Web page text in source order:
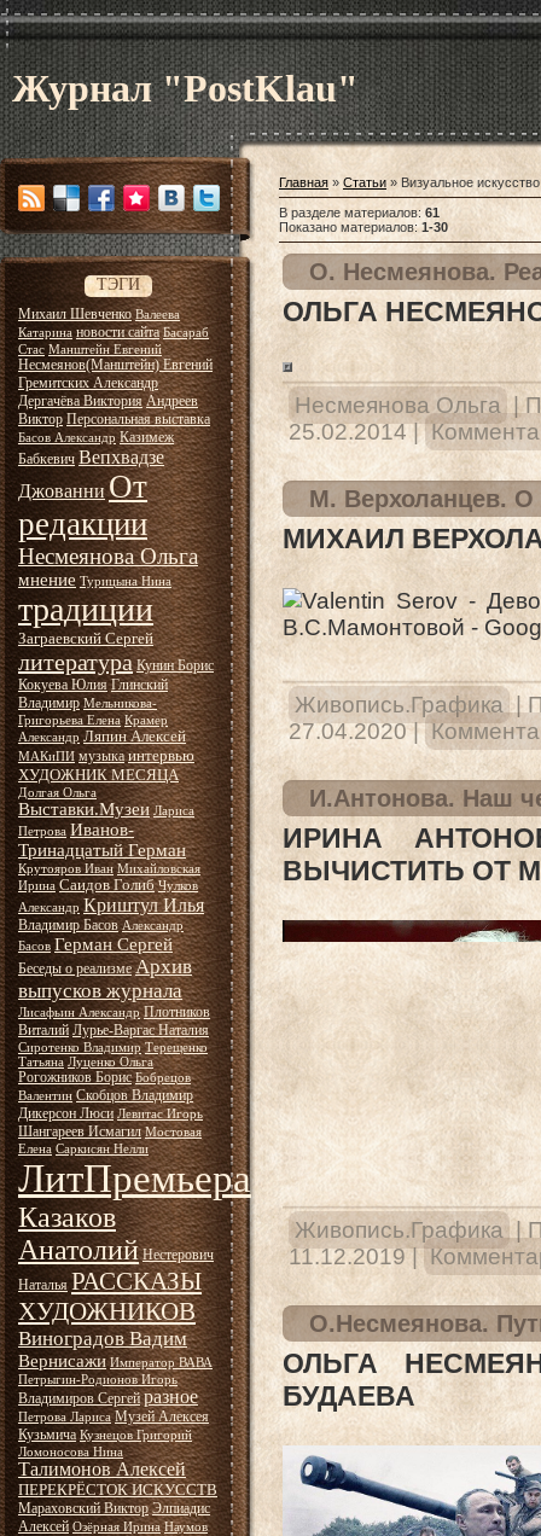
Журнал "PostKlau"
ТЭГИ
Михаил Шевченко Валеева
Катарина новости сайта Басараб
Стас Манштейн Евгений
Несмеянов(Манштейн) Евгений
Гремитских Александр
Дергачёва Виктория Андреев
Виктор Персональная выставка
Басов Александр Казимеж
Бабкевич Вепхвадзе
Джованни От
редакции
Несмеянова Ольга
мнение Турицына Нина
традиции
Заграевский Сергей
литература Кунин Борис
Кокуева Юлия Глинский
Владимир Мельникова-
Григорьева Елена Крамер
Александр Ляпин Алексей
МАКиПИ музыка интервью
ХУДОЖНИК МЕСЯЦА
Долгая Ольга
Выставки.Музеи Лариса
Петрова Иванов-
Тринадцатый Герман
Крутояров Иван Михайловская
Ирина Саидов Голиб Чулков
Александр Криштул Илья
Владимир Басов Александр
Басов Герман Сергей
Беседы о реализме Архив
выпусков журнала
Лисафьин Александр Плотников
Виталий Лурье-Варгас Наталия
Сиротенко Владимир Терещенко
Татьяна Луценко Ольга
Рогожников Борис Бобрецов
Валентин Скобцов Владимир
Дикерсон Люси Левитас Игорь
Шангареев Исмагил Мостовая
Елена Саркисян Нелли
ЛитПремьера
Казаков
Анатолий Нестерович
Наталья РАССКАЗЫ
ХУДОЖНИКОВ
Виноградов Вадим
Вернисажи Император ВАВА
Петрыгин-Родионов Игорь
Владимиров Сергей разное
Петрова Лариса Музей Алексея
Кузьмича Кузнецов Григорий
Ломоносова Нина
Талимонов Алексей
ПЕРЕКРЁСТОК ИСКУССТВ
Мараховский Виктор Элпиадис
Алексей Озёрная Ирина Наумов
Главная » Статьи » Визуальное искусство
В разделе материалов: 61
Показано материалов:1-30
О. Несмеянова.
ОЛЬГА
Несмеянова Ольга |
25.02.2014 |
М. Верхоланцев. О
МИХАИЛ
Живопись.Графика |
27.04.2020 |
И.Антонова. Наш
ИРИНА
ВЫЧИСТИТЬ ОТ
Живопись.Графика |
11.12.2019 |
О.Несмеянова.
ОЛЬГА
БУДАЕВА